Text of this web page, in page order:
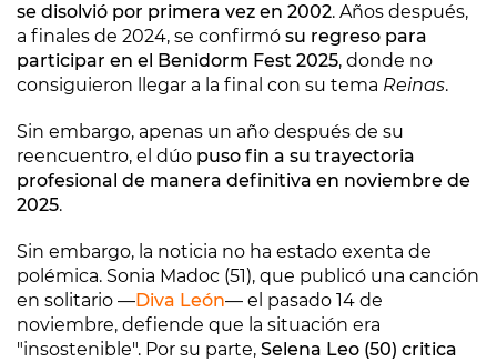
se disolvió por primera vez en 2002. Años después,
a finales de 2024, se confirmó su regreso para
participar en el Benidorm Fest 2025, donde no
consiguieron llegar a la final con su tema Reinas.
Sin embargo, apenas un año después de su
reencuentro, el dúo puso fin a su trayectoria
profesional de manera definitiva en noviembre de
2025.
Sin embargo, la noticia no ha estado exenta de
polémica. Sonia Madoc (51), que publicó una canción
en solitario —Diva León— el pasado 14 de
noviembre, defiende que la situación era
"insostenible". Por su parte, Selena Leo (50) critica